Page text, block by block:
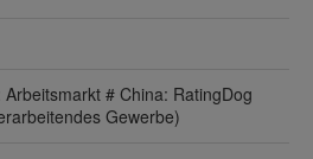
# China: RatingDog
Gewerbe)